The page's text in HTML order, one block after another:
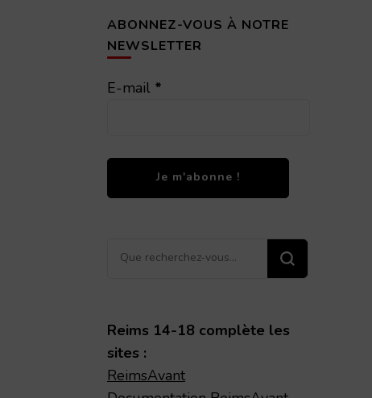
ABONNEZ-VOUS À NOTRE
NEWSLETTER
E-mail *
Vous
Reims 14-18 complète les
sites :
ReimsAvant